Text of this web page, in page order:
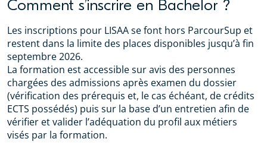
Comment s’inscrire en Bachelor ?
Les inscriptions pour LISAA se font hors ParcourSup et
restent dans la limite des places disponibles jusqu’à fin
septembre 2026.
La formation est accessible sur avis des personnes
chargées des admissions après examen du dossier
(vérification des prérequis et, le cas échéant, de crédits
ECTS possédés) puis sur la base d’un entretien afin de
vérifier et valider l’adéquation du profil aux métiers
visés par la formation.